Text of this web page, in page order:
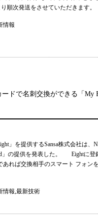
り順次発送をさせていただき
情報
ドで名刺交換ができる「My
」を提供するSansa株式会社は
」の提供を発表した。 Eightに
あれば交換相手のスマート フォン
情報,最新技術